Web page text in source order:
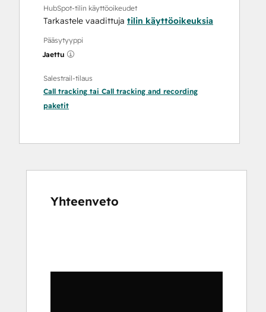
HubSpot-tilin käyttöoikeudet
Tarkastele vaadittuja tilin käyttöoikeuksia
Pääsytyyppi
Jaettu
Salestrail-tilaus
Call tracking tai Call tracking and recording
paketit
Yhteenveto